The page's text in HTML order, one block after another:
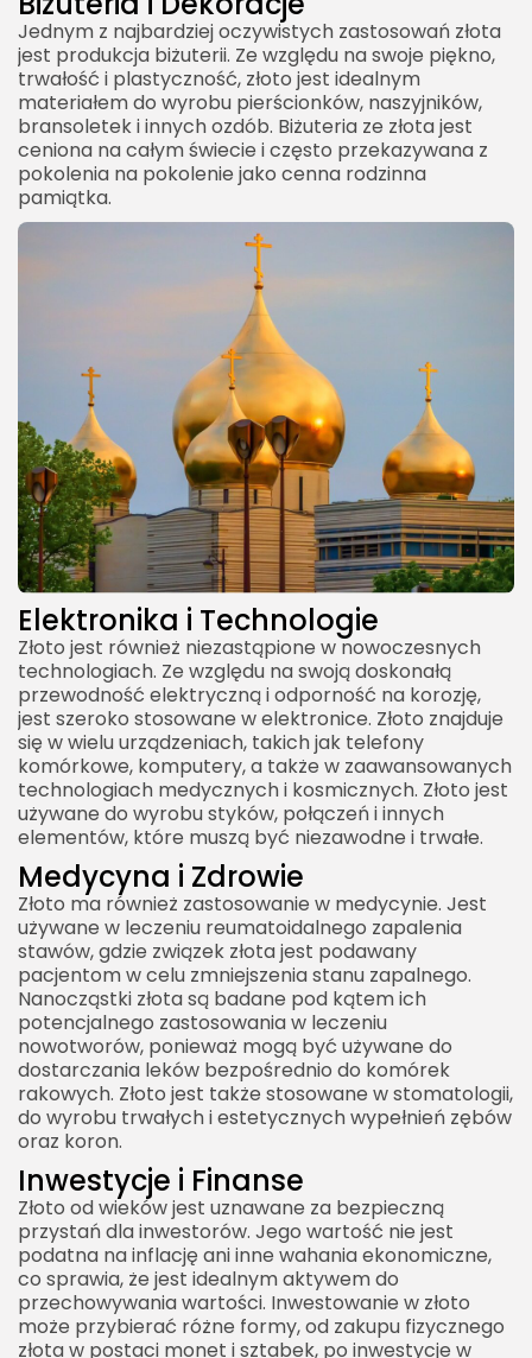
Jednym z najbardziej oczywistych zastosowań złota
jest produkcja biżuterii. Ze względu na swoje piękno,
trwałość i plastyczność, złoto jest idealnym
materiałem do wyrobu pierścionków, naszyjników,
bransoletek i innych ozdób. Biżuteria ze złota jest
ceniona na całym świecie i często przekazywana z
pokolenia na pokolenie jako cenna rodzinna
pamiątka.
Elektronika i Technologie
Złoto jest również niezastąpione w nowoczesnych
technologiach. Ze względu na swoją doskonałą
przewodność elektryczną i odporność na korozję,
jest szeroko stosowane w elektronice. Złoto znajduje
się w wielu urządzeniach, takich jak telefony
komórkowe, komputery, a także w zaawansowanych
technologiach medycznych i kosmicznych. Złoto jest
używane do wyrobu styków, połączeń i innych
elementów, które muszą być niezawodne i trwałe.
Medycyna i Zdrowie
Złoto ma również zastosowanie w medycynie. Jest
używane w leczeniu reumatoidalnego zapalenia
stawów, gdzie związek złota jest podawany
pacjentom w celu zmniejszenia stanu zapalnego.
Nanocząstki złota są badane pod kątem ich
potencjalnego zastosowania w leczeniu
nowotworów, ponieważ mogą być używane do
dostarczania leków bezpośrednio do komórek
rakowych. Złoto jest także stosowane w stomatologii,
do wyrobu trwałych i estetycznych wypełnień zębów
oraz koron.
Inwestycje i Finanse
Złoto od wieków jest uznawane za bezpieczną
przystań dla inwestorów. Jego wartość nie jest
podatna na inflację ani inne wahania ekonomiczne,
co sprawia, że jest idealnym aktywem do
przechowywania wartości. Inwestowanie w złoto
może przybierać różne formy, od zakupu fizycznego
złota w postaci monet i sztabek, po inwestycje w